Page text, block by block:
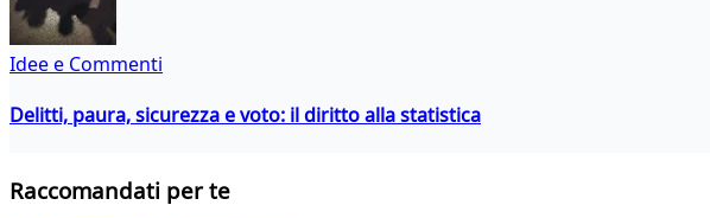
Idee e Commenti
Delitti, paura, sicurezza e voto: il diritto alla statistica
Raccomandati per te